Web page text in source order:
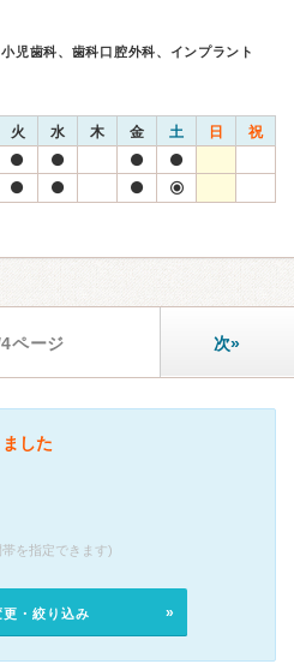
児歯科、歯科口腔外科、インプラント
火 水 木 金 土 日 祝
ページ 次»
した
を指定できます)
更・絞り込み